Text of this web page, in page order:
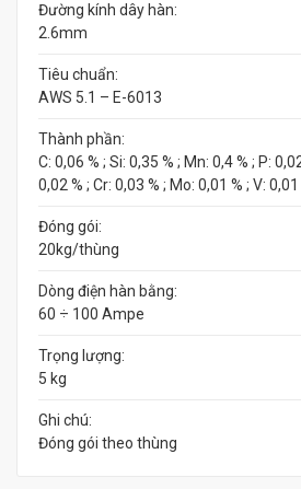
Đường kính dây hàn:
2.6mm
Tiêu chuẩn:
AWS 5.1 – E-6013
Thành phần:
C: 0,06 % ; Si: 0,35 % ; Mn: 0,4 % ; P:
0,02 % ; Cr: 0,03 % ; Mo: 0,01 % ; V: 0,01
Đóng gói:
20kg/thùng
Dòng điện hàn bằng:
60 ÷ 100 Ampe
Trọng lượng:
5 kg
Ghi chú:
Đóng gói theo thùng